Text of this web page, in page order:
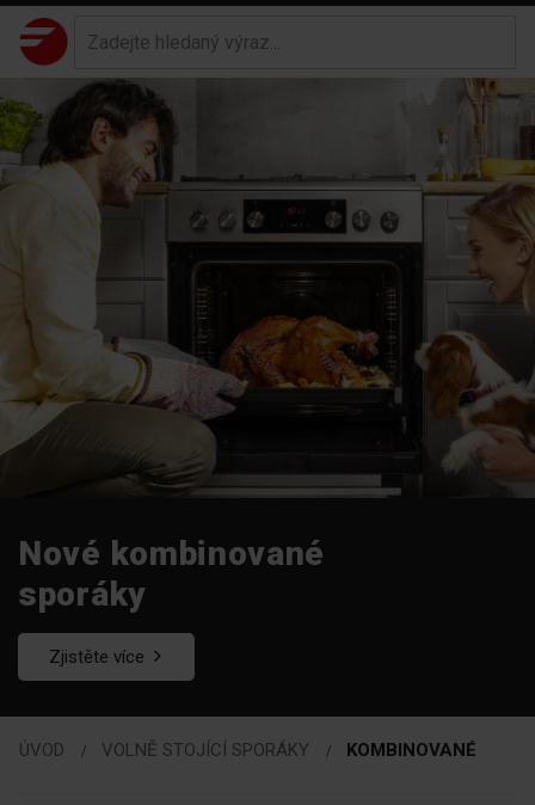
Nové kombinované
sporáky
Zjistěte více
ÚVOD VOLNĚ STOJÍCÍ SPORÁKY KOMBINOVANÉ